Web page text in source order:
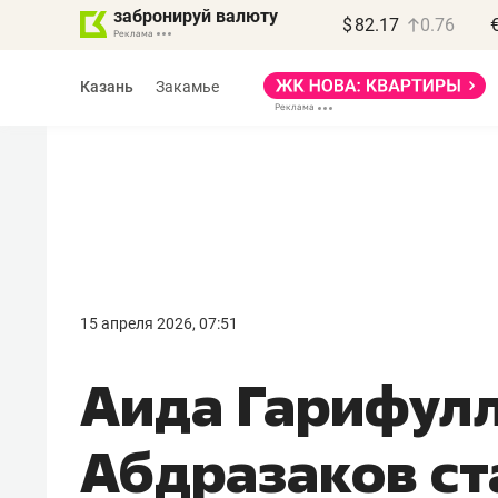
забронируй валюту $ 82.17 0.76
Казань Закамье
15 апреля 2026, 07:51
Аида
Абдразаков